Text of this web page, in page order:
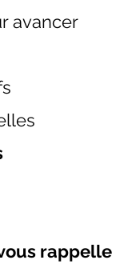
avancer
rappelle